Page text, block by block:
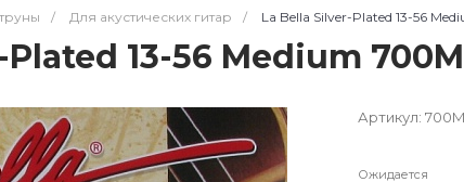
/ Для акустических гитар / La Bella Silver-Plated 13-56
13-56 Medium 700M
Артикул: 700M
Ожидается